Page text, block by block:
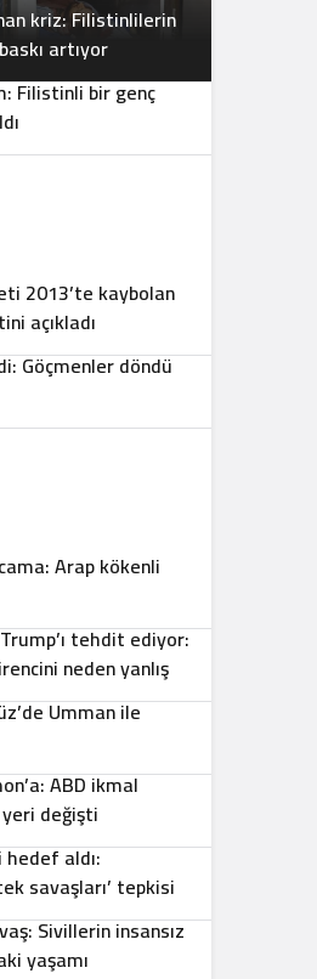
kriz: Filistinlilerin
artıyor
Filistinli bir genç
2013’te kaybolan
açıkladı
Göçmenler döndü
Arap kökenli
tehdit ediyor:
neden yanlış
Umman ile
ABD ikmal
değişti
aldı:
savaşları’ tepkisi
Sivillerin insansız
yaşamı